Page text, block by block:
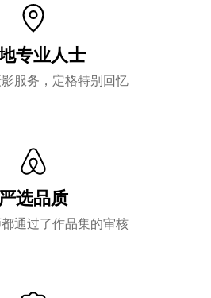
专业人士
服务，定格特别回忆
严选品质
通过了作品集的审核